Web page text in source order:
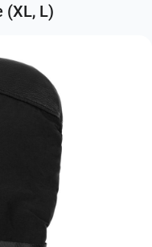
(XL, L)